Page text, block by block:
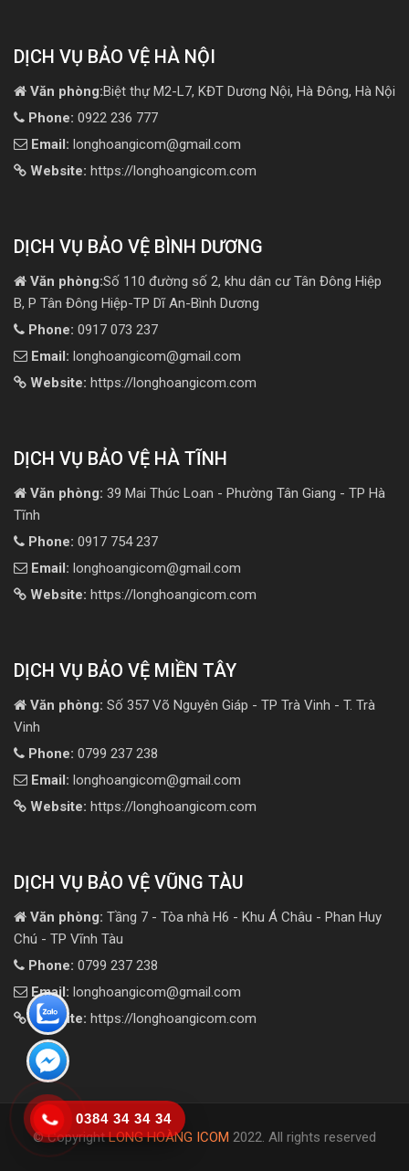
DỊCH VỤ BẢO VỆ HÀ NỘI
Văn phòng:Biệt thự M2-L7, KĐT Dương Nội, Hà Đông, Hà Nội
Phone: 0922 236 777
Email: longhoangicom@gmail.com
Website: https://longhoangicom.com
DỊCH VỤ BẢO VỆ BÌNH DƯƠNG
Văn phòng:Số 110 đường số 2, khu dân cư Tân Đông Hiệp
B, P Tân Đông Hiệp-TP Dĩ An-Bình Dương
Phone: 0917 073 237
Email: longhoangicom@gmail.com
Website: https://longhoangicom.com
DỊCH VỤ BẢO VỆ HÀ TĨNH
Văn phòng: 39 Mai Thúc Loan - Phường Tân Giang - TP Hà
Tĩnh
Phone: 0917 754 237
Email: longhoangicom@gmail.com
Website: https://longhoangicom.com
DỊCH VỤ BẢO VỆ MIỀN TÂY
Văn phòng: Số 357 Võ Nguyên Giáp - TP Trà Vinh - T. Trà
Vinh
Phone: 0799 237 238
Email: longhoangicom@gmail.com
Website: https://longhoangicom.com
DỊCH VỤ BẢO VỆ VŨNG TÀU
Văn phòng: Tầng 7 - Tòa nhà H6 - Khu Á Châu - Phan Huy
Chú - TP Vĩnh Tàu
Phone: 0799 237 238
Email: longhoangicom@gmail.com
Website: https://longhoangicom.com
© CopyrightLONG HOÀNG ICOM 2022. All rights reserved
0384 34 34 34